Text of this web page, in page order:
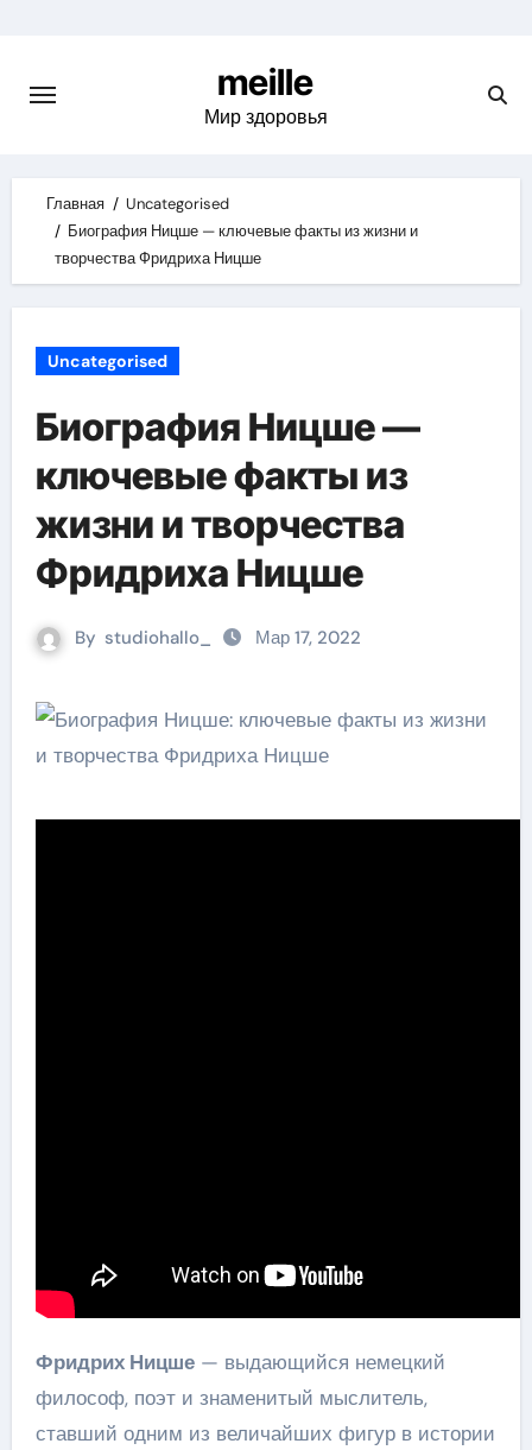
content
meille
Мир здоровья
Главная
Uncategorised
Биография Ницше — ключевые факты из жизни и
творчества Фридриха Ницше
Uncategorised
Биография Ницше —
ключевые факты из
жизни и творчества
Фридриха Ницше
By studiohallo_ Мар 17, 2022
Фридрих Ницше— выдающийся немецкий
философ, поэт и знаменитый мыслитель,
ставший одним из величайших фигур в истории